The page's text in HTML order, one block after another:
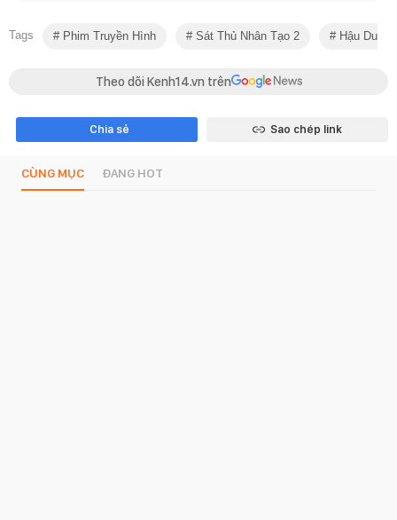
Tags Phim Truyền Hình Sát Thủ Nhân Tạo 2 Hậu Duệ
Theo dõi Kenh14.vn trên
Chia sẻ Sao chép link
CÙNG MỤC ĐANG HOT